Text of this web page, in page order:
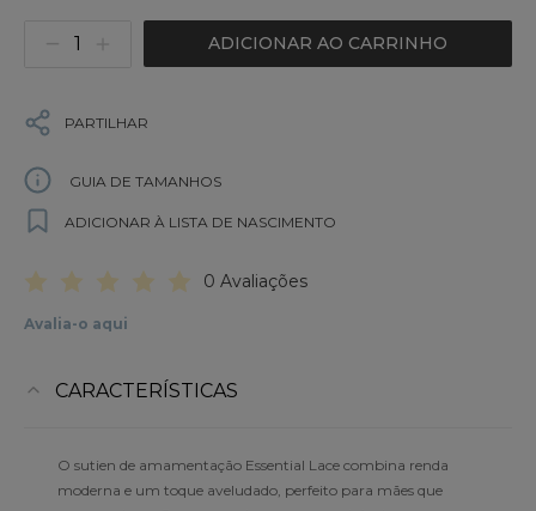
ADICIONAR AO CARRINHO
PARTILHAR
GUIA DE TAMANHOS
ADICIONAR À LISTA DE NASCIMENTO
0 Avaliações
Avalia-o aqui
CARACTERÍSTICAS
O sutien de amamentação Essential Lace combina renda
moderna e um toque aveludado, perfeito para mães que